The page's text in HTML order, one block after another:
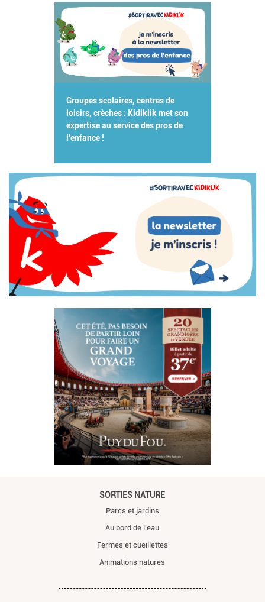
Groupes scolaires, centres de
loisirs, crèches : Kidiklik met son
expertise au service des pros de
l'enfance !
SORTIES NATURE
Parcs et jardins
Au bord de l'eau
Fermes et cueillettes
Animations natures